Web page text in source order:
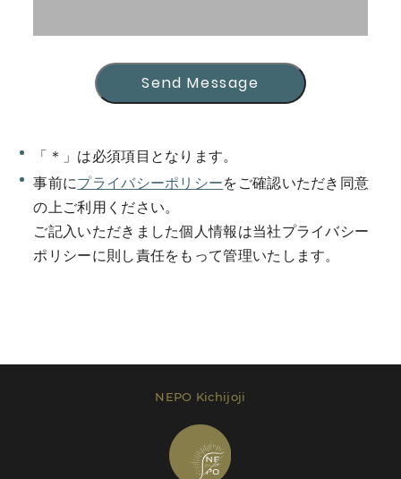
Send Message
Send Message
Send Message
「＊」は必須項目となります。
事前にプライバシーポリシーをご確認いただき同意
の上ご利用ください。
ご記入いただきました個人情報は当社プライバシー
ポリシーに則し責任をもって管理いたします。
NEPO Kichijoji